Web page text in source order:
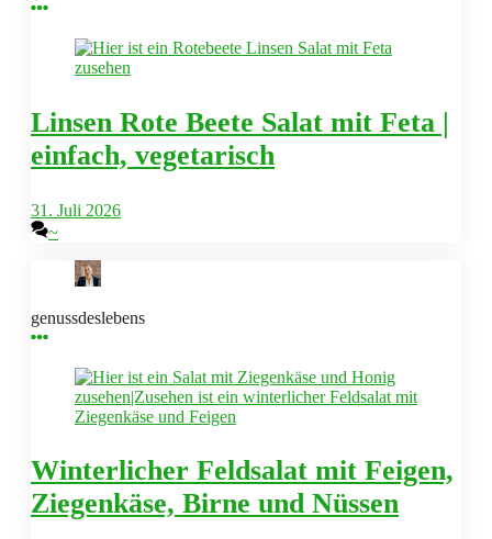
Linsen Rote Beete Salat mit Feta |
einfach, vegetarisch
31. Juli 2026
~
genussdeslebens
Winterlicher Feldsalat mit Feigen,
Ziegenkäse, Birne und Nüssen